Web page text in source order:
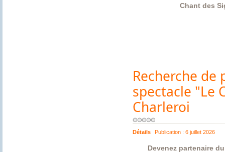
Chant des
Recherche
spectacle "Le
Charleroi
Détails Publication : 6 juillet 2026
Devenez partenaire